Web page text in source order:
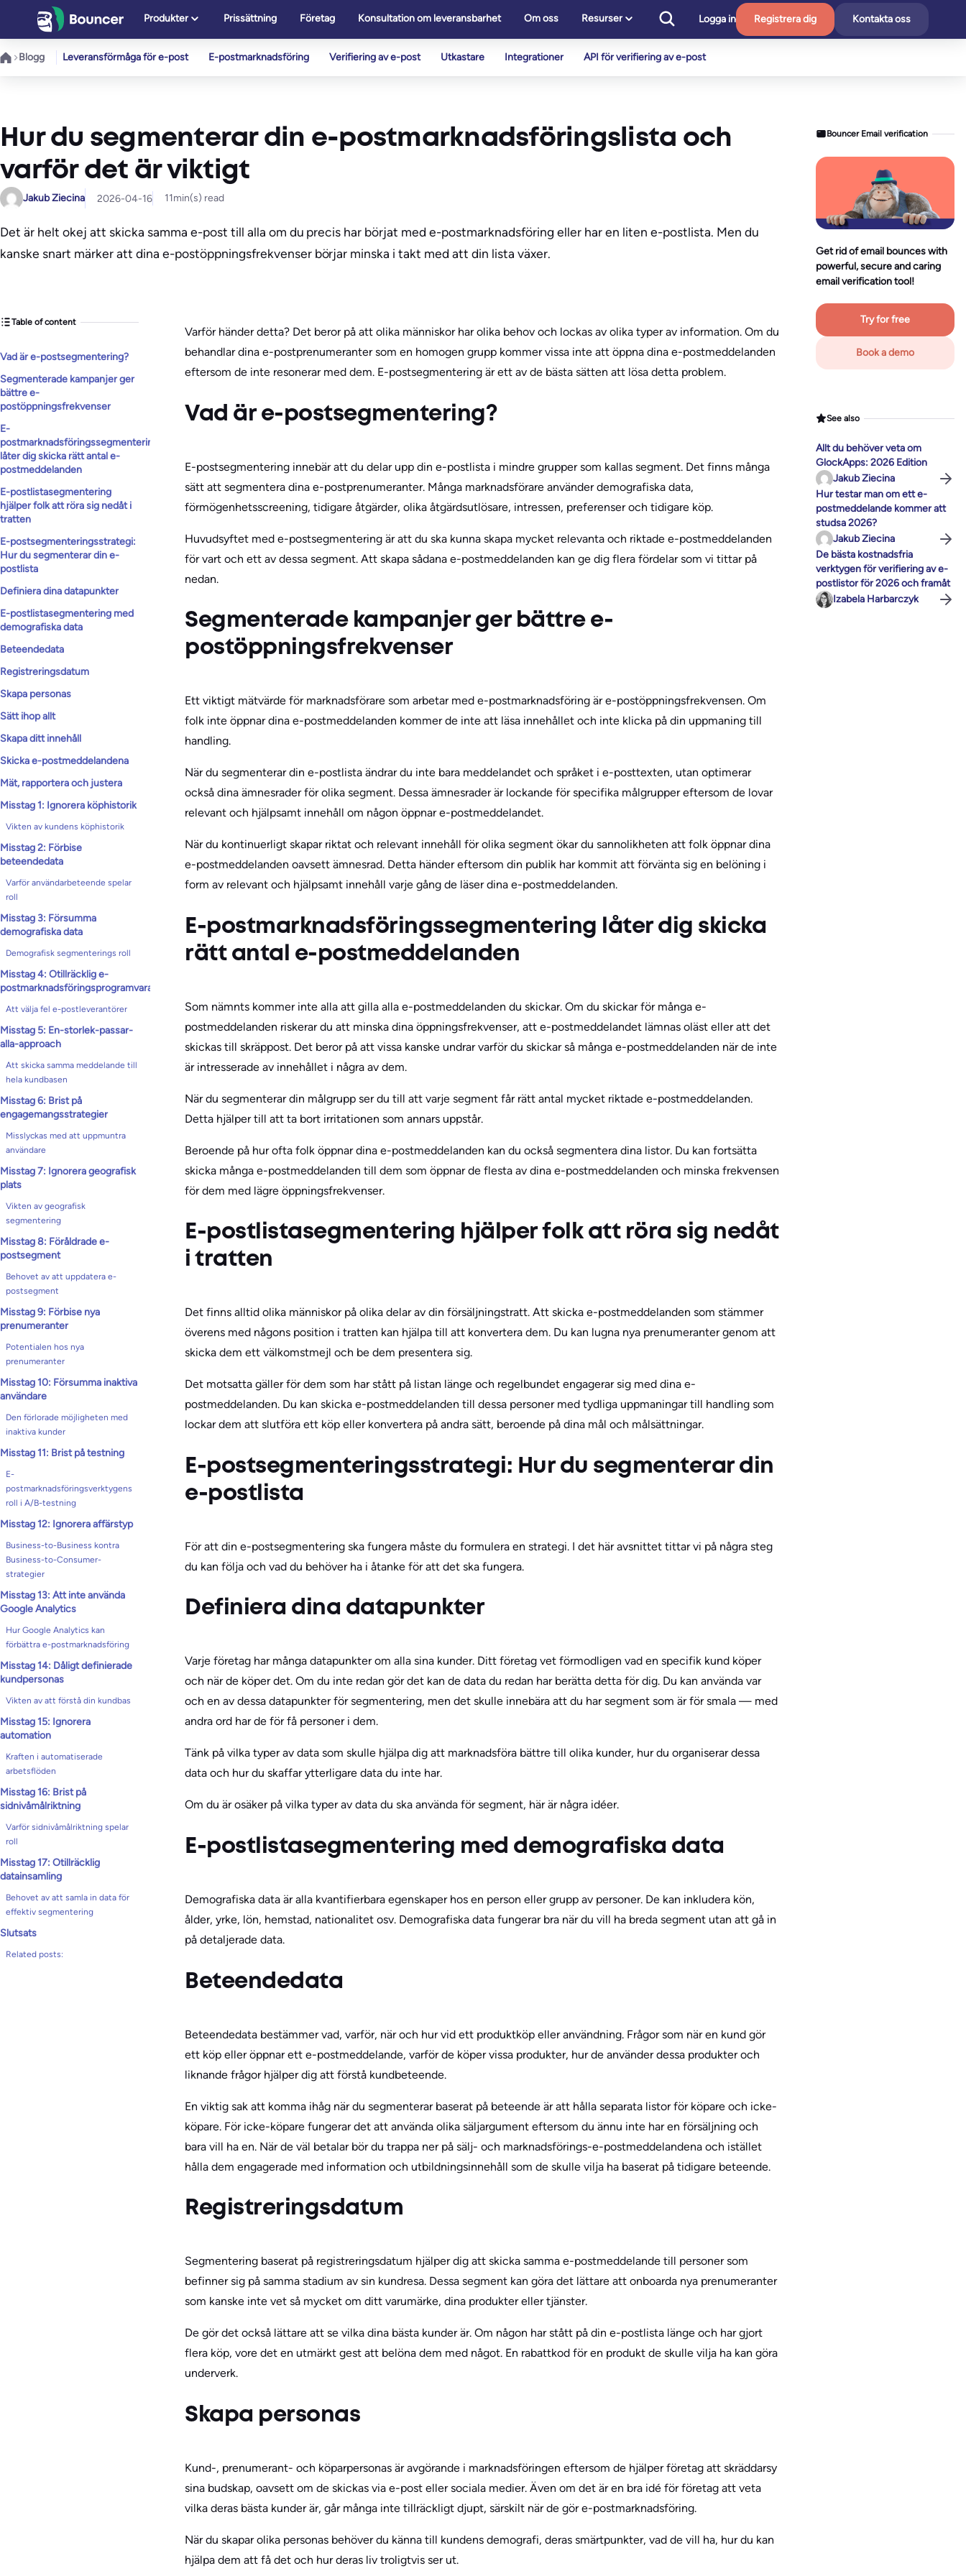
innehåll
Produkter Prissättning Företag Konsultation om leveransbarhet Om oss Resurser Logga in Registrera dig Kontakta oss
Blogg Leveransförmåga för e-post E-postmarknadsföring Verifiering av e-post Utkastare Integrationer API för verifiering av e-post
Hur du segmenterar din e-postmarknadsföringslista och
varför det är viktigt
Jakub Ziecina 2026-04-16 11min(s) read
Det är helt okej att skicka samma e-post till alla om du precis har börjat med e-postmarknadsföring eller har en liten e-postlista. Men du
kanske snart märker att dina e-postöppningsfrekvenser börjar minska i takt med att din lista växer.
Table of content
Vad är e-postsegmentering?
Segmenterade kampanjer ger
bättre e-
postöppningsfrekvenser
E-
postmarknadsföringssegmentering
låter dig skicka rätt antal e-
postmeddelanden
E-postlistasegmentering
hjälper folk att röra sig nedåt i
tratten
E-postsegmenteringsstrategi:
Hur du segmenterar din e-
postlista
Definiera dina datapunkter
E-postlistasegmentering med
demografiska data
Beteendedata
Registreringsdatum
Skapa personas
Sätt ihop allt
Skapa ditt innehåll
Skicka e-postmeddelandena
Mät, rapportera och justera
Misstag 1: Ignorera köphistorik
Vikten av kundens köphistorik
Misstag 2: Förbise
beteendedata
Varför användarbeteende spelar
roll
Misstag 3: Försumma
demografiska data
Demografisk segmenterings roll
Misstag 4: Otillräcklig e-
postmarknadsföringsprogramvara
Att välja fel e-postleverantörer
Misstag 5: En-storlek-passar-
alla-approach
Att skicka samma meddelande till
hela kundbasen
Misstag 6: Brist på
engagemangsstrategier
Misslyckas med att uppmuntra
användare
Misstag 7: Ignorera geografisk
plats
Vikten av geografisk
segmentering
Misstag 8: Föråldrade e-
postsegment
Behovet av att uppdatera e-
postsegment
Misstag 9: Förbise nya
prenumeranter
Potentialen hos nya
prenumeranter
Misstag 10: Försumma inaktiva
användare
Den förlorade möjligheten med
inaktiva kunder
Misstag 11: Brist på testning
E-
postmarknadsföringsverktygens
roll i A/B-testning
Misstag 12: Ignorera affärstyp
Business-to-Business kontra
Business-to-Consumer-
strategier
Misstag 13: Att inte använda
Google Analytics
Hur Google Analytics kan
förbättra e-postmarknadsföring
Misstag 14: Dåligt definierade
kundpersonas
Vikten av att förstå din kundbas
Misstag 15: Ignorera
automation
Kraften i automatiserade
arbetsflöden
Misstag 16: Brist på
sidnivåmålriktning
Varför sidnivåmålriktning spelar
roll
Misstag 17: Otillräcklig
datainsamling
Behovet av att samla in data för
effektiv segmentering
Slutsats
Related posts:
Varför händer detta? Det beror på att olika människor har olika behov och lockas av olika typer av information. Om du
behandlar dina e-postprenumeranter som en homogen grupp kommer vissa inte att öppna dina e-postmeddelanden
eftersom de inte resonerar med dem. E-postsegmentering är ett av de bästa sätten att lösa detta problem.
Vad är e-postsegmentering?
E-postsegmentering innebär att du delar upp din e-postlista i mindre grupper som kallas segment. Det finns många
sätt att segmentera dina e-postprenumeranter. Många marknadsförare använder demografiska data,
förmögenhetsscreening, tidigare åtgärder, olika åtgärdsutlösare, intressen, preferenser och tidigare köp.
Huvudsyftet med e-postsegmentering är att du ska kunna skapa mycket relevanta och riktade e-postmeddelanden
för vart och ett av dessa segment. Att skapa sådana e-postmeddelanden kan ge dig flera fördelar som vi tittar på
nedan.
Segmenterade kampanjer ger bättre e-
postöppningsfrekvenser
Ett viktigt mätvärde för marknadsförare som arbetar med e-postmarknadsföring är e-postöppningsfrekvensen. Om
folk inte öppnar dina e-postmeddelanden kommer de inte att läsa innehållet och inte klicka på din uppmaning till
handling.
När du segmenterar din e-postlista ändrar du inte bara meddelandet och språket i e-posttexten, utan optimerar
också dina ämnesrader för olika segment. Dessa ämnesrader är lockande för specifika målgrupper eftersom de lovar
relevant och hjälpsamt innehåll om någon öppnar e-postmeddelandet.
När du kontinuerligt skapar riktat och relevant innehåll för olika segment ökar du sannolikheten att folk öppnar dina
e-postmeddelanden oavsett ämnesrad. Detta händer eftersom din publik har kommit att förvänta sig en belöning i
form av relevant och hjälpsamt innehåll varje gång de läser dina e-postmeddelanden.
E-postmarknadsföringssegmentering låter dig skicka
rätt antal e-postmeddelanden
Som nämnts kommer inte alla att gilla alla e-postmeddelanden du skickar. Om du skickar för många e-
postmeddelanden riskerar du att minska dina öppningsfrekvenser, att e-postmeddelandet lämnas oläst eller att det
skickas till skräppost. Det beror på att vissa kanske undrar varför du skickar så många e-postmeddelanden när de inte
är intresserade av innehållet i några av dem.
När du segmenterar din målgrupp ser du till att varje segment får rätt antal mycket riktade e-postmeddelanden.
Detta hjälper till att ta bort irritationen som annars uppstår.
Beroende på hur ofta folk öppnar dina e-postmeddelanden kan du också segmentera dina listor. Du kan fortsätta
skicka många e-postmeddelanden till dem som öppnar de flesta av dina e-postmeddelanden och minska frekvensen
för dem med lägre öppningsfrekvenser.
E-postlistasegmentering hjälper folk att röra sig nedåt
i tratten
Det finns alltid olika människor på olika delar av din försäljningstratt. Att skicka e-postmeddelanden som stämmer
överens med någons position i tratten kan hjälpa till att konvertera dem. Du kan lugna nya prenumeranter genom att
skicka dem ett välkomstmejl och be dem presentera sig.
Det motsatta gäller för dem som har stått på listan länge och regelbundet engagerar sig med dina e-
postmeddelanden. Du kan skicka e-postmeddelanden till dessa personer med tydliga uppmaningar till handling som
lockar dem att slutföra ett köp eller konvertera på andra sätt, beroende på dina mål och målsättningar.
E-postsegmenteringsstrategi: Hur du segmenterar din
e-postlista
För att din e-postsegmentering ska fungera måste du formulera en strategi. I det här avsnittet tittar vi på några steg
du kan följa och vad du behöver ha i åtanke för att det ska fungera.
Definiera dina datapunkter
Varje företag har många datapunkter om alla sina kunder. Ditt företag vet förmodligen vad en specifik kund köper
och när de köper det. Om du inte redan gör det kan de data du redan har berätta detta för dig. Du kan använda var
och en av dessa datapunkter för segmentering, men det skulle innebära att du har segment som är för smala — med
andra ord har de för få personer i dem.
Tänk på vilka typer av data som skulle hjälpa dig att marknadsföra bättre till olika kunder, hur du organiserar dessa
data och hur du skaffar ytterligare data du inte har.
Om du är osäker på vilka typer av data du ska använda för segment, här är några idéer.
E-postlistasegmentering med demografiska data
Demografiska data är alla kvantifierbara egenskaper hos en person eller grupp av personer. De kan inkludera kön,
ålder, yrke, lön, hemstad, nationalitet osv. Demografiska data fungerar bra när du vill ha breda segment utan att gå in
på detaljerade data.
Beteendedata
Beteendedata bestämmer vad, varför, när och hur vid ett produktköp eller användning. Frågor som när en kund gör
ett köp eller öppnar ett e-postmeddelande, varför de köper vissa produkter, hur de använder dessa produkter och
liknande frågor hjälper dig att förstå kundbeteende.
En viktig sak att komma ihåg när du segmenterar baserat på beteende är att hålla separata listor för köpare och icke-
köpare. För icke-köpare fungerar det att använda olika säljargument eftersom du ännu inte har en försäljning och
bara vill ha en. När de väl betalar bör du trappa ner på sälj- och marknadsförings-e-postmeddelandena och istället
hålla dem engagerade med information och utbildningsinnehåll som de skulle vilja ha baserat på tidigare beteende.
Registreringsdatum
Segmentering baserat på registreringsdatum hjälper dig att skicka samma e-postmeddelande till personer som
befinner sig på samma stadium av sin kundresa. Dessa segment kan göra det lättare att onboarda nya prenumeranter
som kanske inte vet så mycket om ditt varumärke, dina produkter eller tjänster.
De gör det också lättare att se vilka dina bästa kunder är. Om någon har stått på din e-postlista länge och har gjort
flera köp, vore det en utmärkt gest att belöna dem med något. En rabattkod för en produkt de skulle vilja ha kan göra
underverk.
Skapa personas
Kund-, prenumerant- och köparpersonas är avgörande i marknadsföringen eftersom de hjälper företag att skräddarsy
sina budskap, oavsett om de skickas via e-post eller sociala medier. Även om det är en bra idé för företag att veta
vilka deras bästa kunder är, går många inte tillräckligt djupt, särskilt när de gör e-postmarknadsföring.
När du skapar olika personas behöver du känna till kundens demografi, deras smärtpunkter, vad de vill ha, hur du kan
hjälpa dem att få det och hur deras liv troligtvis ser ut.
Bouncer Email verification
Get rid of email bounces with
powerful, secure and caring
email verification tool!
Try for free
Book a demo
See also
Allt du behöver veta om
GlockApps: 2026 Edition
Jakub Ziecina
Hur testar man om ett e-
postmeddelande kommer att
studsa 2026?
Jakub Ziecina
De bästa kostnadsfria
verktygen för verifiering av e-
postlistor för 2026 och framåt
Izabela Harbarczyk